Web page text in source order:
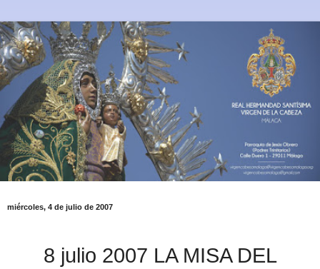
miércoles, 4 de julio de 2007
8 julio 2007 LA MISA DEL